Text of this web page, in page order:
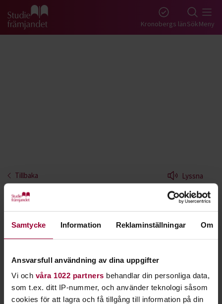
Samtycke Information Reklaminställningar Om
Ansvarsfull användning av dina uppgifter
Vi och våra 1022 partners behandlar din personliga data,
som t.ex. ditt IP-nummer, och använder teknologi såsom
cookies för att lagra och få tillgång till information på din
Gå till studiefrämjandets startsida Kronobergs länSökMeny
Tillbaka Lyssna
Bas - Kronoberg
trummorna, utgör ofta grundstommen i pop- och
Öva med rätt teknik och fingersättning så blir du snabbare
en bra basist. Du får lära dig både plektrum- och fingerspel,
och givetvis också hur du stämmer basen.